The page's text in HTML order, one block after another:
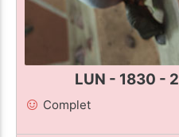
LUN - 1830 -
Complet